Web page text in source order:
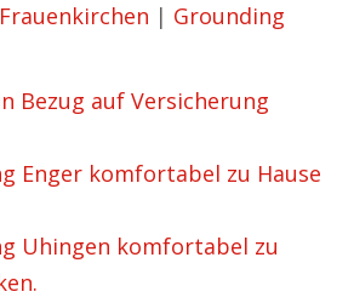
| Grounding
Bezug auf Versicherung
Enger komfortabel zu Hause
Uhingen komfortabel zu